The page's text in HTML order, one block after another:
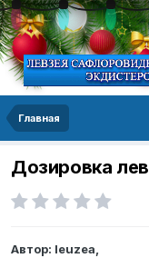
Главная
Дозировка
Автор: leuzea,